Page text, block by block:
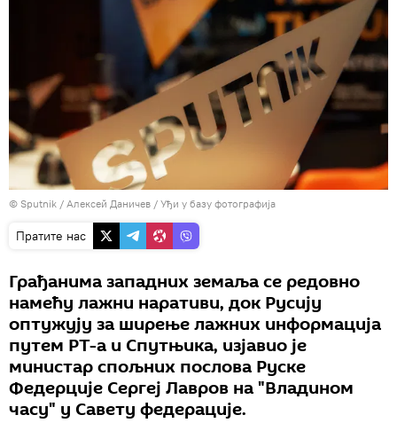
© Sputnik / Алексей Даничев / Уђи у базу фотографија
Пратите нас
Грађанима западних земаља се редовно
намећу лажни наративи, док Русију
оптужују за ширење лажних информација
путем РТ-а и Спутњика, изјавио је
министар спољних послова Руске
Федерције Сергеј Лавров на "Владином
часу" у Савету федерације.